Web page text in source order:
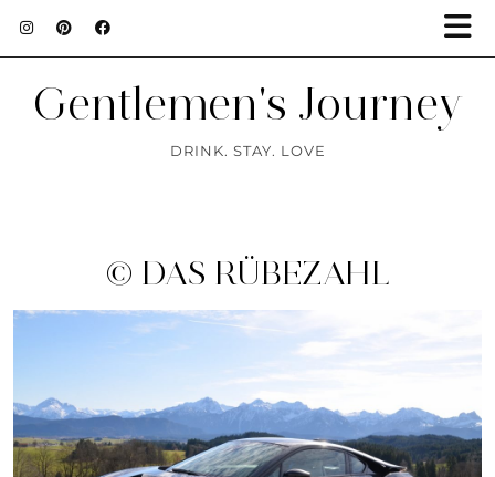
Gentlemen's Journey
DRINK. STAY. LOVE
© DAS RÜBEZAHL